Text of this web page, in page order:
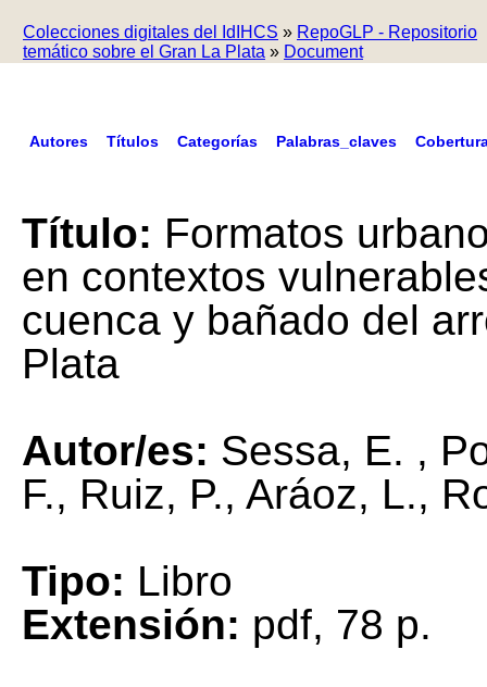
Colecciones digitales del IdIHCS » RepoGLP - Repositorio
temático sobre el Gran La Plata » Document
Autores Títulos Categorías Palabras_claves
Título: Formatos
en contextos
cuenca y bañado del
Plata
Autor/es: Sessa, E. ,
F., Ruiz, P., Aráoz, L.,
Tipo: Libro
Extensión: pdf, 78 p.